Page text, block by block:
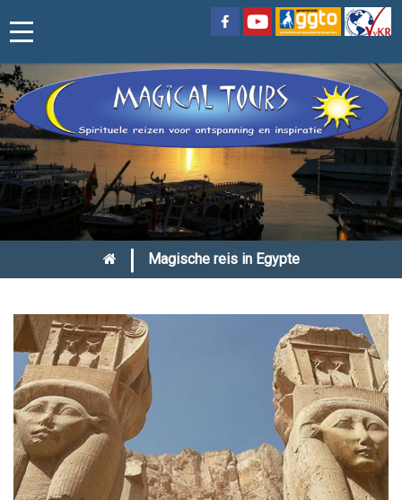
| Magische reis in Egypte